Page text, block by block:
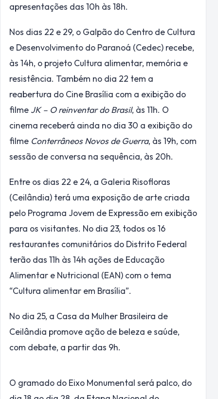
apresentações das 10h às 18h.
Nos dias 22 e 29, o Galpão do Centro de Cultura
e Desenvolvimento do Paranoá (Cedec) recebe,
às 14h, o projeto Cultura alimentar, memória e
resistência. Também no dia 22 tem a
reabertura do Cine Brasília com a exibição do
filme JK – O reinventar do Brasil, às 11h. O
cinema receberá ainda no dia 30 a exibição do
filme Conterrâneos Novos de Guerra, às 19h, com
sessão de conversa na sequência, às 20h.
Entre os dias 22 e 24, a Galeria Risofloras
(Ceilândia) terá uma exposição de arte criada
pelo Programa Jovem de Expressão em exibição
para os visitantes. No dia 23, todos os 16
restaurantes comunitários do Distrito Federal
terão das 11h às 14h ações de Educação
Alimentar e Nutricional (EAN) com o tema
“Cultura alimentar em Brasília”.
No dia 25, a Casa da Mulher Brasileira de
Ceilândia promove ação de beleza e saúde,
com debate, a partir das 9h.
O gramado do Eixo Monumental será palco, do